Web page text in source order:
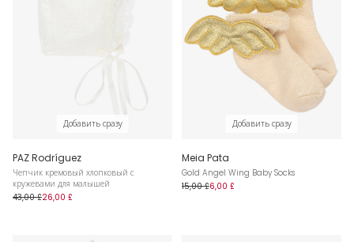
Добавить сразу
PAZ Rodríguez
Чепчик кремовый хлопковый с
кружевами для малышей
43,00 £26,00 £
Добавить сразу
Meia Pata
Gold Angel Wing Baby Socks
15,00 £6,00 £